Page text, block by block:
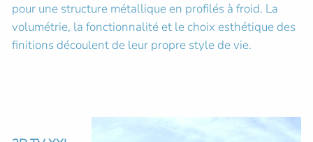
pour une structure métallique en profilés à froid. La
volumétrie, la fonctionnalité et le choix esthétique des
finitions découlent de leur propre style de vie.